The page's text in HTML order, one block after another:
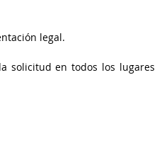
legal.
solicitud en todos los